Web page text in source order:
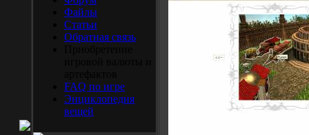
Файлы
Статьи
Обратная связь
FAQ по игре
Энциклопедия
вещей